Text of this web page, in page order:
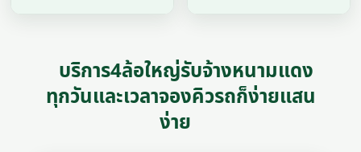
บริการ4ล้อใหญ่รับจ้างหนามแดง
ทุกวันและเวลาจองคิวรถก็ง่ายแสน
ง่าย